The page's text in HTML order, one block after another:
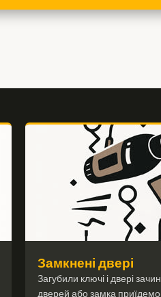
Замкнені двері
Загубили ключі і двері
дверей або замка приїдемо